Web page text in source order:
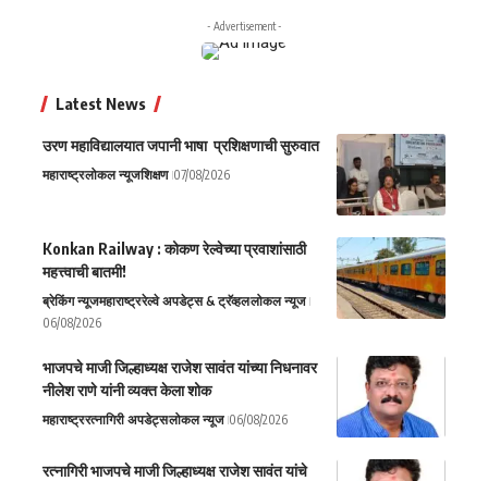
- Advertisement -
Latest News
उरण महाविद्यालयात जपानी भाषा प्रशिक्षणाची सुरुवात
महाराष्ट्रलोकल न्यूजशिक्षण 07/08/2026
Konkan Railway : कोकण रेल्वेच्या प्रवाशांसाठी
महत्त्वाची बातमी!
ब्रेकिंग न्यूजमहाराष्ट्ररेल्वे अपडेट्स & ट्रॅव्हललोकल न्यूज
06/08/2026
भाजपचे माजी जिल्हाध्यक्ष राजेश सावंत यांच्या निधनावर
नीलेश राणे यांनी व्यक्त केला शोक
महाराष्ट्ररत्नागिरी अपडेट्सलोकल न्यूज 06/08/2026
रत्नागिरी भाजपचे माजी जिल्हाध्यक्ष राजेश सावंत यांचे